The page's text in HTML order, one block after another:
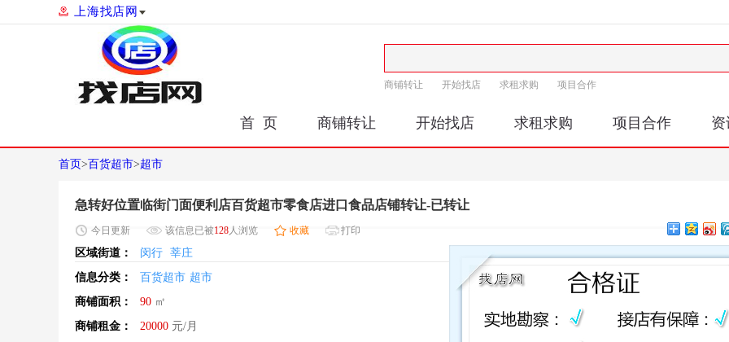
上海找店网
商铺转让 开始找店 求租求购 项目合作
首 页 商铺转让 开始找店 求租求购 项目合作 资
首页>百货超市>超市
急转好位置临街门面便利店百货超市零食店进口食品店铺转让-已转让
今日 更新 该信息已被128人浏览 收藏 打印
区域街道： 闵行 莘庄
信息分类：
百货超市 超市
商铺面积：
90 ㎡
商铺租金：
20000 元/月